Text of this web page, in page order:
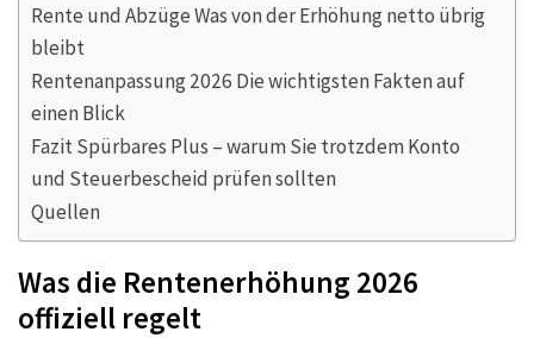
Rente und Abzüge Was von der Erhöhung netto übrig
bleibt
Rentenanpassung 2026 Die wichtigsten Fakten auf
einen Blick
Fazit Spürbares Plus – warum Sie trotzdem Konto
und Steuerbescheid prüfen sollten
Quellen
Was die Rentenerhöhung 2026
offiziell regelt